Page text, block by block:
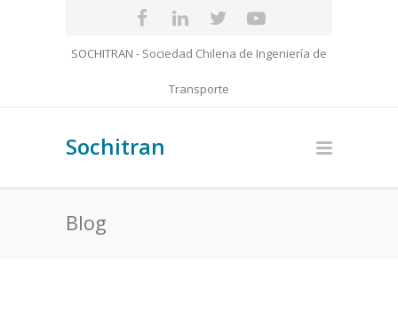
SOCHITRAN - Sociedad Chilena de Ingeniería de
Transporte
Sochitran
Blog